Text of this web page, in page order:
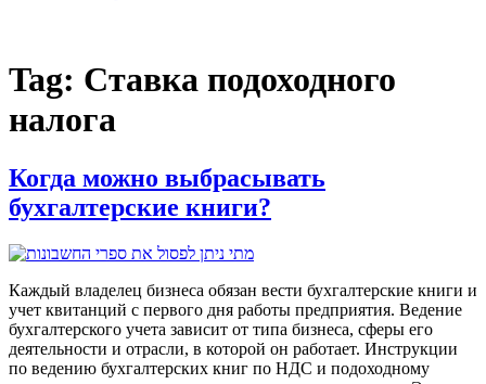
Tag: Ставка подоходного
налога
Когда можно выбрасывать
бухгалтерские книги?
Каждый владелец бизнеса обязан вести бухгалтерские книги и
учет квитанций с первого дня работы предприятия. Ведение
бухгалтерского учета зависит от типа бизнеса, сферы его
деятельности и отрасли, в которой он работает. Инструкции
по ведению бухгалтерских книг по НДС и подоходному